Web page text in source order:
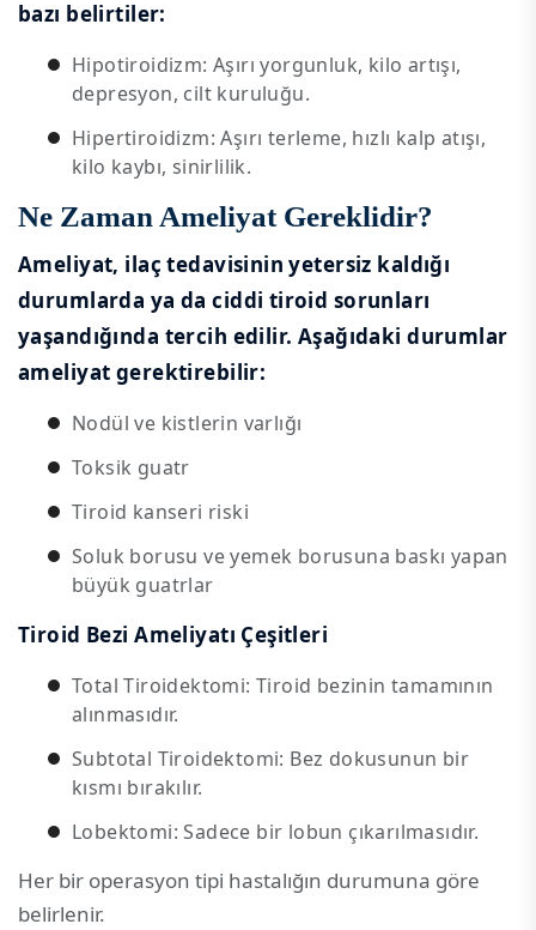
bazı belirtiler:
Hipotiroidizm: Aşırı yorgunluk, kilo artışı,
depresyon, cilt kuruluğu.
Hipertiroidizm: Aşırı terleme, hızlı kalp atışı,
kilo kaybı, sinirlilik.
Ne Zaman Ameliyat Gereklidir?
Ameliyat, ilaç tedavisinin yetersiz kaldığı
durumlarda ya da ciddi tiroid sorunları
yaşandığında tercih edilir. Aşağıdaki durumlar
ameliyat gerektirebilir:
Nodül ve kistlerin varlığı
Toksik guatr
Tiroid kanseri riski
Soluk borusu ve yemek borusuna baskı yapan
büyük guatrlar
Tiroid Bezi Ameliyatı Çeşitleri
Total Tiroidektomi: Tiroid bezinin tamamının
alınmasıdır.
Subtotal Tiroidektomi: Bez dokusunun bir
kısmı bırakılır.
Lobektomi: Sadece bir lobun çıkarılmasıdır.
Her bir operasyon tipi hastalığın durumuna göre
belirlenir.